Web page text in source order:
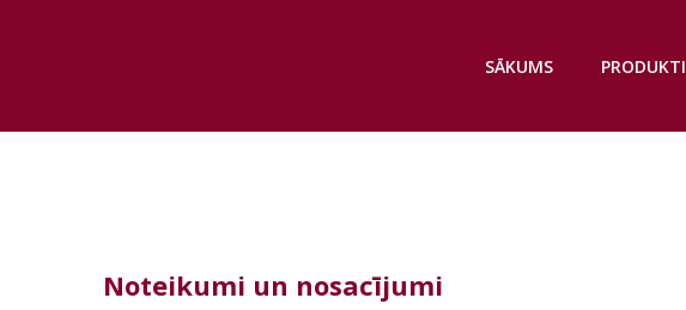
SĀKUMS PRODUKTI
Noteikumi un nosacījumi